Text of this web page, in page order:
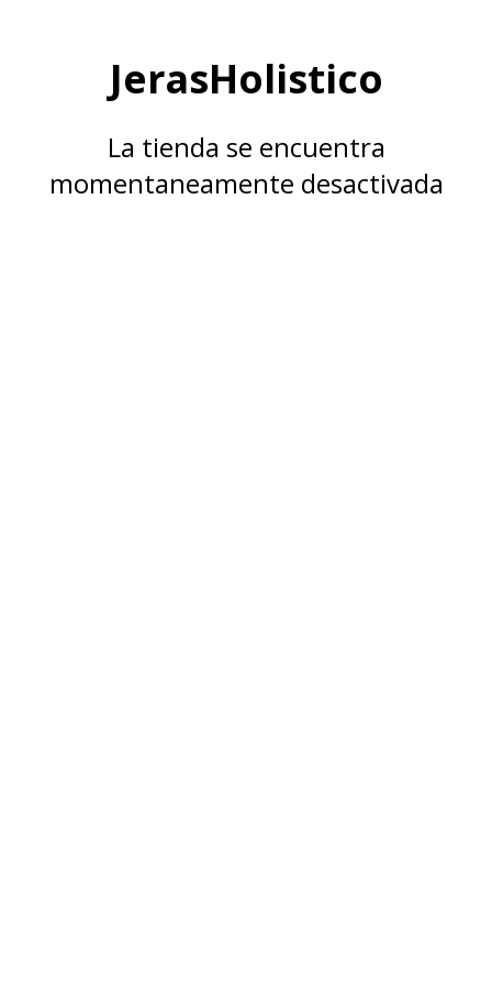
JerasHolistico
La tienda se encuentra
momentaneamente desactivada